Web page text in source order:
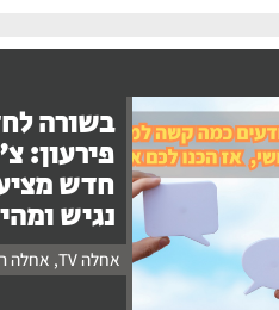
בשורה
פירעון:
חדש
נגיש
אחלה TV , אחלה